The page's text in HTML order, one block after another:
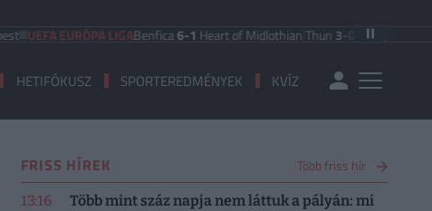
UEFA EURÓPA LIGABenfica6-1Heart of Midlothian|Thun3-0Vikingur Reykjavik
HETIFÓKUSZ SPORTEREDMÉNYEK KVÍZ
FRISS HÍREK Több friss hír
13:16
Több mint száz napja nem láttuk a pályán: mi